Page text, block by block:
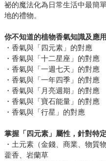
祕的魔法化為日常生活中最簡
地的禮物。
你不知道的植物香氣知識及應用
・香氣與「四元素」的對應
・香氣與「十二星座」的對應
・香氣與「一週七天」的對應
・香氣與「一年四季」的對應
・香氣與「月亮週期」的對應
・香氣與「寶石能量」的對應
・香氣與「行星」的對應
掌握「四元素」屬性，針對特
・土元素（金錢、商業、物質
藿香、岩蘭草